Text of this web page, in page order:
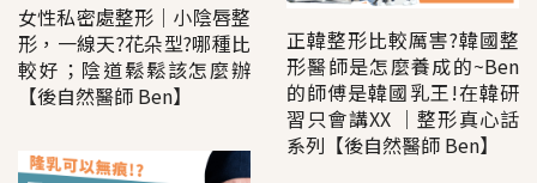
女性私密處整形│小陰唇整
形，一線天?花朵型?哪種比
較好；陰道鬆鬆該怎麼辦
【後自然醫師 Ben】
正韓整形比較厲害?韓國整
形醫師是怎麼養成的~Ben
的師傅是韓國乳王!在韓研
習只會講XX │整形真心話
系列【後自然醫師 Ben】